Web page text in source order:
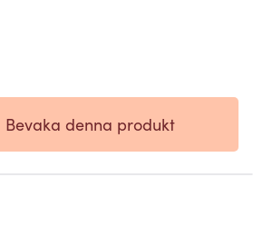
Bevaka denna produkt